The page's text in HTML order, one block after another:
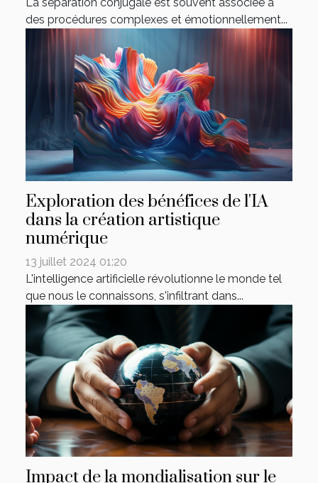
des procédures complexes et émotionnellement...
Exploration des bénéfices de l'IA
dans la création artistique
numérique
13 juillet 2024 01:20
L'intelligence artificielle révolutionne le monde tel
que nous le connaissons, s'infiltrant dans...
Impact de la mondialisation sur le